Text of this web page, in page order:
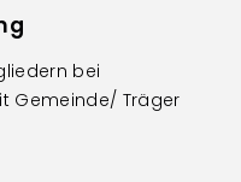
bei
Gemeinde/ Träger